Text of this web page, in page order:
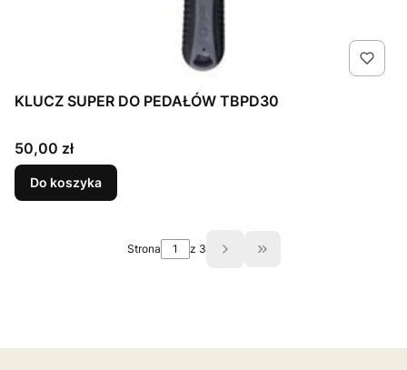
KLUCZ SUPER DO PEDAŁÓW TBPD30
Cena
50,00 zł
Do koszyka
Strona z 3 Przejdź do ostatniej